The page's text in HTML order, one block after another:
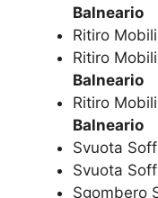
Balneario
Ritiro
Ritiro
Balneario
Ritiro
Balneario
Svuota
Svuota
Sgombero